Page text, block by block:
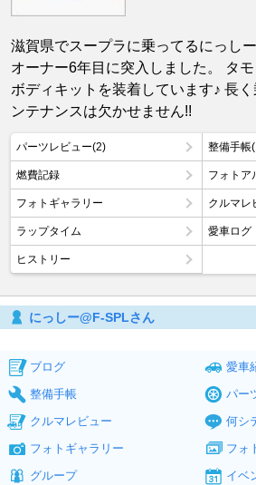
滋賀県でスープラに乗ってるにっし
オーナー6年目に突入しました。 タ
ボディキットを装着しています♪ 長
ンテナンスは欠かせません!!
パーツレビュー(2) 整備手帳
燃費記録 フォトア
フォトギャラリー クルマレ
ラップタイム 愛車ログ
ヒストリー
にっしー@F-SPLさん
ブログ
愛車
整備手帳
パー
クルマレビュー
何シ
フォトギャラリー
フォ
グループ
イベ